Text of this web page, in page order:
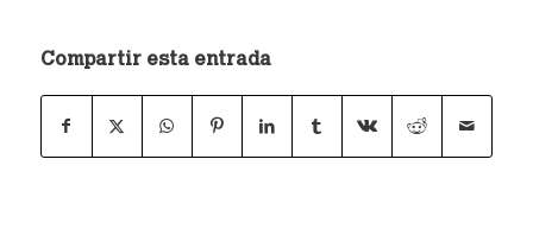
Compartir esta entrada